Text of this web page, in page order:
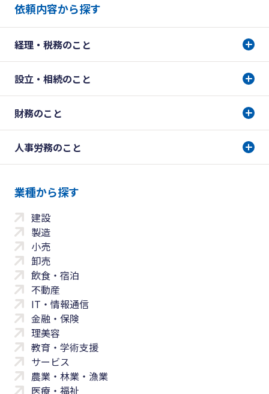
依頼内容から探す
経理・税務のこと
設立・相続のこと
財務のこと
人事労務のこと
業種から探す
建設
製造
小売
卸売
飲食・宿泊
不動産
IT・情報通信
金融・保険
理美容
教育・学術支援
サービス
農業・林業・漁業
医療・福祉